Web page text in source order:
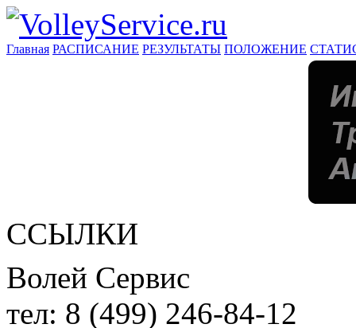
Главная РАСПИСАНИЕ РЕЗУЛЬТАТЫ ПОЛОЖЕНИЕ
ССЫЛКИ
Волей Сервис
тел: 8 (499) 246-84-12